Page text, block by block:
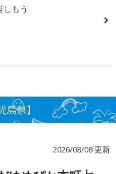
もう
県】
2026/08/08 更新